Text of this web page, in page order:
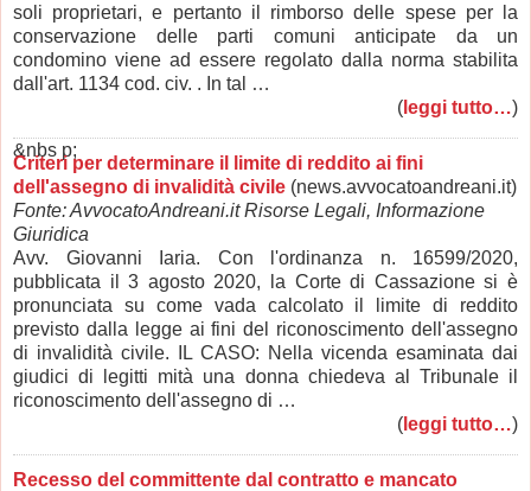
soli proprietari, e pertanto il rimborso delle spese per la
conservazione delle parti comuni anticipate da un
condomino viene ad essere regolato dalla norma stabilita
dall'art. 1134 cod. civ. . In tal …
( leggi tutto…)
&nbs p;
Criteri per determinare il limite di reddito ai fini
dell'assegno di invalidità civile (news.avvocatoandreani.it)
Fonte: AvvocatoAndreani.it Risorse Legali, Informazione
Giuridica
Avv. Giovanni Iaria. Con l'ordinanza n. 16599/2020,
pubblicata il 3 agosto 2020, la Corte di Cassazione si è
pronunciata su come vada calcolato il limite di reddito
previsto dalla legge ai fini del riconoscimento dell'assegno
di invalidità civile. IL CASO: Nella vicenda esaminata dai
giudici di legitti mità una donna chiedeva al Tribunale il
riconoscimento dell'assegno di …
( leggi tutto…)
Recesso del committente dal contratto e mancato